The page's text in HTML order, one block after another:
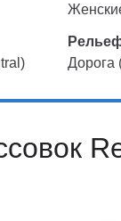
Дорога